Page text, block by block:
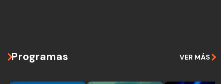
Programas VER MÁS